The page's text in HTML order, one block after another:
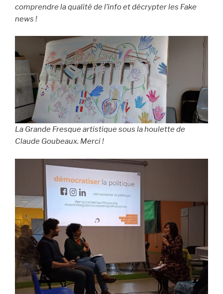
comprendre la qualité de l’info et décrypter les Fake
news !
La Grande Fresque artistique sous la houlette de
Claude Goubeaux. Merci !